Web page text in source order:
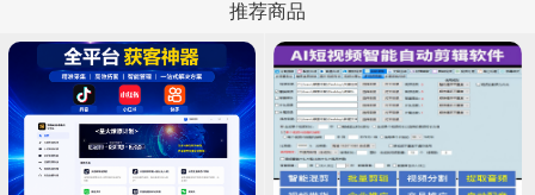
美团直播
推荐商品